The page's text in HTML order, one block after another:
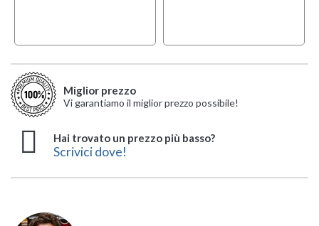
Miglior prezzo
Vi garantiamo il miglior prezzo possibile!
Hai trovato un prezzo più basso?
Scrivici dove!